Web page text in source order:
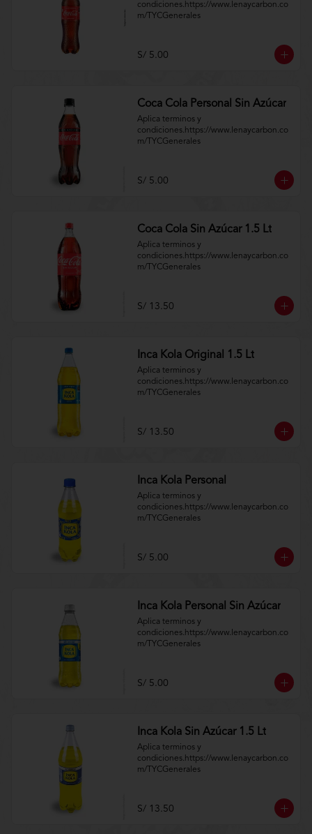
condiciones.https://www.lenaycarbon.co
m/TYCGenerales
S/ 5.00
Coca Cola Personal Sin Azúcar
Aplica terminos y
condiciones.https://www.lenaycarbon.co
m/TYCGenerales
S/ 5.00
Coca Cola Sin Azúcar 1.5 Lt
Aplica terminos y
condiciones.https://www.lenaycarbon.co
m/TYCGenerales
S/ 13.50
Inca Kola Original 1.5 Lt
Aplica terminos y
condiciones.https://www.lenaycarbon.co
m/TYCGenerales
S/ 13.50
Inca Kola Personal
Aplica terminos y
condiciones.https://www.lenaycarbon.co
m/TYCGenerales
S/ 5.00
Inca Kola Personal Sin Azúcar
Aplica terminos y
condiciones.https://www.lenaycarbon.co
m/TYCGenerales
S/ 5.00
Inca Kola Sin Azúcar 1.5 Lt
Aplica terminos y
condiciones.https://www.lenaycarbon.co
m/TYCGenerales
S/ 13.50